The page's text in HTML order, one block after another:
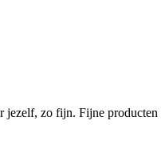
jezelf, zo fijn. Fijne producten